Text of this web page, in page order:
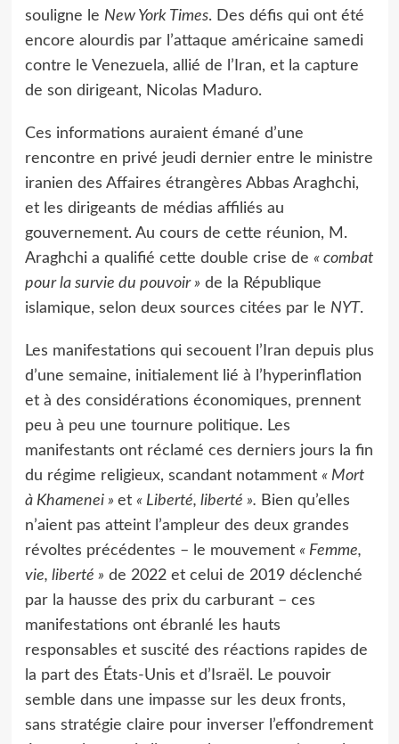
souligne le New York Times. Des défis qui ont été
encore alourdis par l’attaque américaine samedi
contre le Venezuela, allié de l’Iran, et la capture
de son dirigeant, Nicolas Maduro.
Ces informations auraient émané d’une
rencontre en privé jeudi dernier entre le ministre
iranien des Affaires étrangères Abbas Araghchi,
et les dirigeants de médias affiliés au
gouvernement. Au cours de cette réunion, M.
Araghchi a qualifié cette double crise de « combat
pour la survie du pouvoir » de la République
islamique, selon deux sources citées par le NYT.
Les manifestations qui secouent l’Iran depuis plus
d’une semaine, initialement lié à l’hyperinflation
et à des considérations économiques, prennent
peu à peu une tournure politique. Les
manifestants ont réclamé ces derniers jours la fin
du régime religieux, scandant notamment « Mort
à Khamenei » et « Liberté, liberté ». Bien qu’elles
n’aient pas atteint l’ampleur des deux grandes
révoltes précédentes – le mouvement « Femme,
vie, liberté » de 2022 et celui de 2019 déclenché
par la hausse des prix du carburant – ces
manifestations ont ébranlé les hauts
responsables et suscité des réactions rapides de
la part des États-Unis et d’Israël. Le pouvoir
semble dans une impasse sur les deux fronts,
sans stratégie claire pour inverser l’effondrement